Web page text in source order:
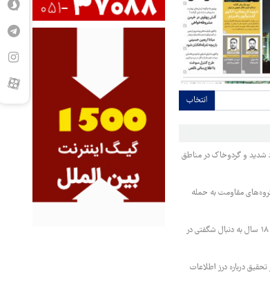
انتخاب
شدید و گردوخاک در مناطق
مقاومت به حمله
پس از برنز تاریخی آسیا؛ هاکی زیر ۱۸ سال به دنبال شگفتی در
درباره درز اطلاعات